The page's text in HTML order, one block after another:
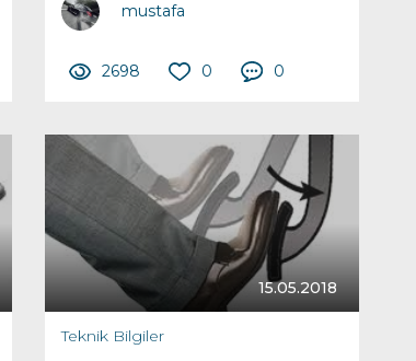
mustafa
2698 0 0
15.05.2018
Teknik Bilgiler